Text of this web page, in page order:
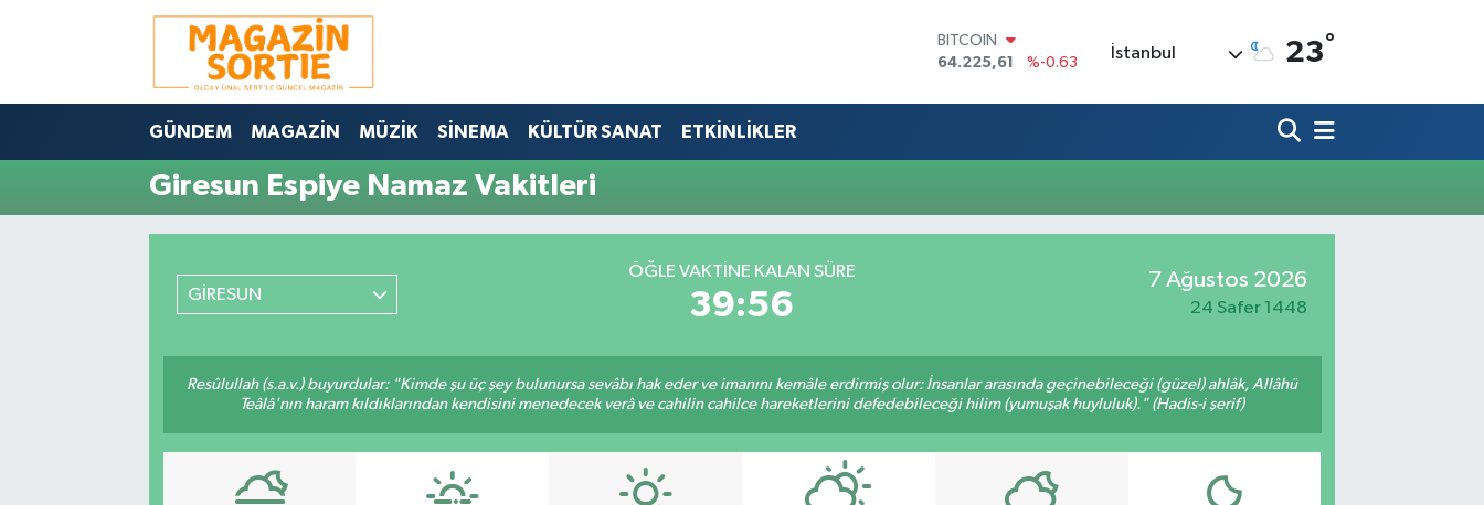
BITCOIN
64.225,61
%-0.63
47,7143
%0.16
GRAM ALTIN
İstanbul 23°
GÜNDEM MAGAZİN MÜZİK SİNEMA KÜLTÜR SANAT ETKİNLİKLER
Giresun Espiye Namaz Vakitleri
GİRESUN
ÖĞLE VAKTINE KALAN SÜRE
39:55
7 Ağustos 2026
24 Safer 1448
Resûlullah (s.a.v.) buyurdular: "Kimde şu üç şey bulunursa sevâbı hak eder ve imanını kemâle erdirmiş olur: İnsanlar arasında geçinebileceği (güzel) ahlâk, Allâhü
Teâlâ'nın haram kıldıklarından kendisini menedecek verâ ve cahilin cahilce hareketlerini defedebileceği hilim (yumuşak huyluluk)." (Hadis-i şerif)
Nöbetçi Eczaneler
Hava Durumu
Trafik Durumu